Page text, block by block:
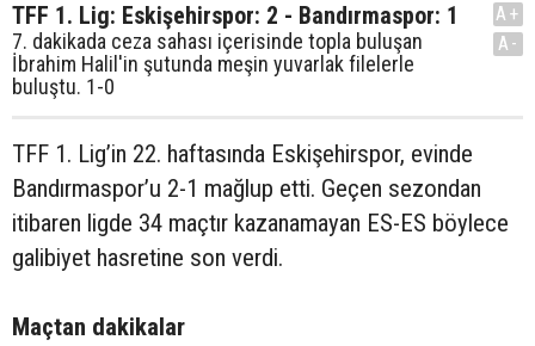
TFF 1. Lig: Eskişehirspor: 2 - Bandırmaspor: 1
7. dakikada ceza sahası içerisinde topla buluşan
İbrahim Halil'in şutunda meşin yuvarlak filelerle
buluştu. 1-0
A+
A-
TFF 1. Lig’in 22. haftasında Eskişehirspor, evinde
Bandırmaspor’u 2-1 mağlup etti. Geçen sezondan
itibaren ligde 34 maçtır kazanamayan ES-ES böylece
galibiyet hasretine son verdi.
Maçtan dakikalar